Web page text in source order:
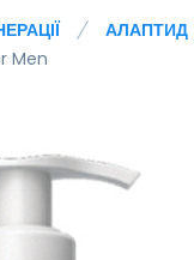
АЛАПТИД
Men